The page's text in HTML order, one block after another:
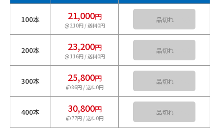
100本 21,000円
@210円 / 送料0円
カートに入れる
200本 23,200円
@116円 / 送料0円
カートに入れる
300本 25,800円
@86円 / 送料0円
カートに入れる
400本 30,800円
@77円 / 送料0円
カートに入れる